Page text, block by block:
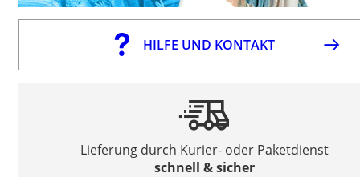
HILFE UND KONTAKT
Lieferung durch Kurier- oder Paketdienst
schnell & sicher